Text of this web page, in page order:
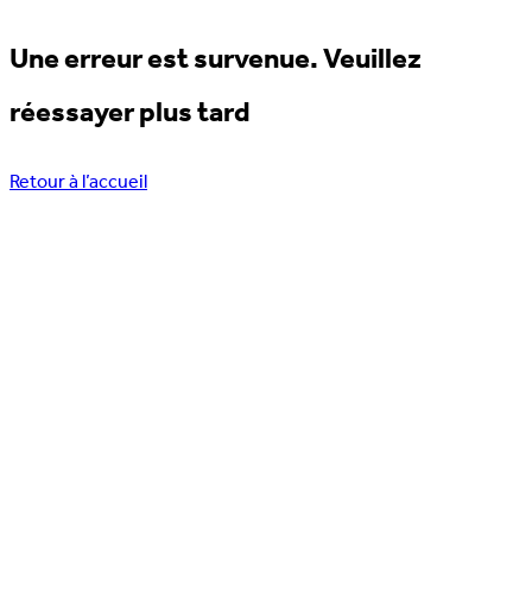
Une erreur est survenue. Veuillez
réessayer plus tard
Retour à l’accueil